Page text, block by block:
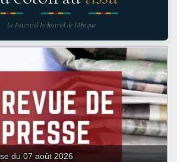
Le Potentiel Industriel de l'Afrique
du 07 août 2026